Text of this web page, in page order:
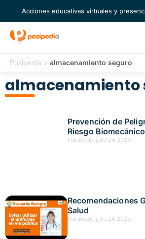
Acciones educativas virtuales y
Posipedia > almacenamiento seguro
almacenamiento
Prevención de
Riesgo Biomecánico
Publicado: julio 24, 2025
Recomendaciones
Salud
Publicado: julio 24, 2025